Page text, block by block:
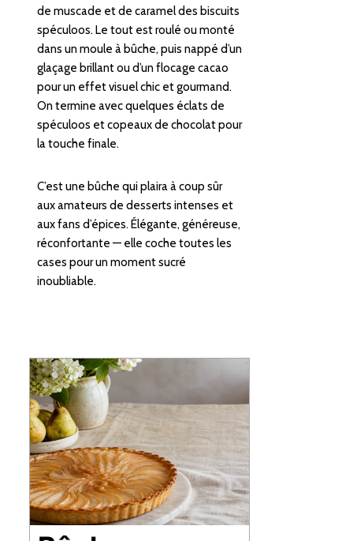
de muscade et de caramel des biscuits
spéculoos. Le tout est roulé ou monté
dans un moule à bûche, puis nappé d’un
glaçage brillant ou d’un flocage cacao
pour un effet visuel chic et gourmand.
On termine avec quelques éclats de
spéculoos et copeaux de chocolat pour
la touche finale.
C’est une bûche qui plaira à coup sûr
aux amateurs de desserts intenses et
aux fans d’épices. Élégante, généreuse,
réconfortante — elle coche toutes les
cases pour un moment sucré
inoubliable.